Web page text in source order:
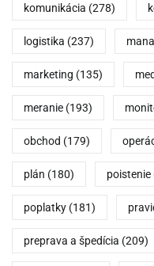
komunikácia (278)
logistika (237)
marketing (135)
meranie (193)
obchod (179)
plán (180) poistenie
poplatky (181)
preprava a špedícia (209)